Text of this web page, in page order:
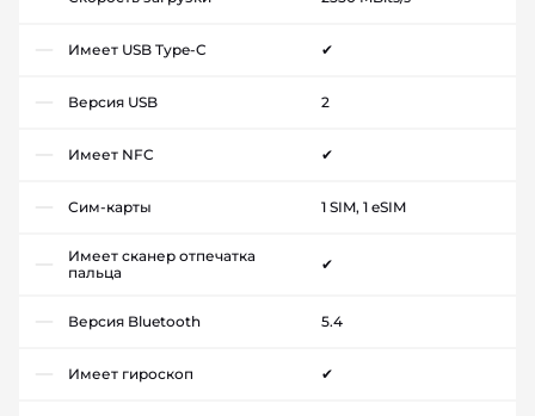
Имеет USB Type-C ✔
Версия USB 2
Имеет NFC ✔
Сим-карты 1 SIM, 1 eSIM
Имеет сканер отпечатка
пальца
✔
Версия Bluetooth 5.4
Имеет гироскоп ✔